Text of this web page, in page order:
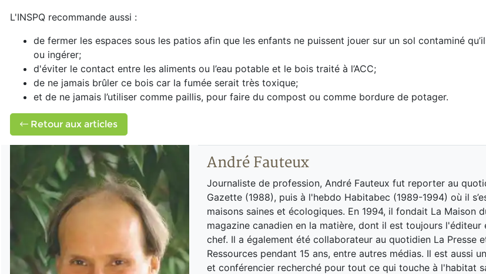
L'INSPQ recommande aussi :
de fermer les espaces sous les patios afin que les enfants ne puissent jouer sur un sol contaminé
ou ingérer;
d'éviter le contact entre les aliments ou l’eau potable et le bois traité à l’ACC;
de ne jamais brûler ce bois car la fumée serait très toxique;
et de ne jamais l’utiliser comme paillis, pour faire du compost ou comme bordure de potager.
Retour aux articles
André Fauteux
Journaliste de profession, André Fauteux fut reporter au
Gazette (1988), puis à l'hebdo Habitabec (1989-1994) où il
maisons saines et écologiques. En 1994, il fondait La Maison
magazine canadien en la matière, dont il est toujours l'éditeur
chef. Il a également été collaborateur au quotidien La Presse
Ressources pendant 15 ans, entre autres médias. Il est aussi
et conférencier recherché pour tout ce qui touche à l'habitat